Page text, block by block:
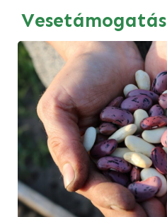
Vesetámogatás